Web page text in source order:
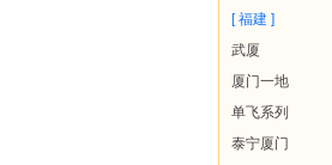
[ 福建 ]
武厦
厦门一地
单飞系列
泰宁厦门